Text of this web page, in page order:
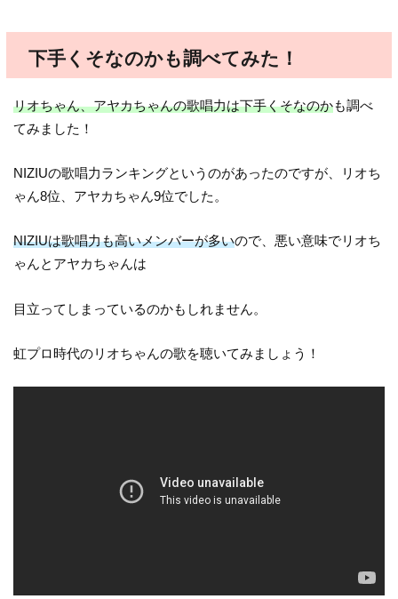
下手くそなのかも調べてみた！
リオちゃん、アヤカちゃんの歌唱力は下手くそなのかも調べ
てみました！
NIZIUの歌唱力ランキングというのがあったのですが、リオち
ゃん8位、アヤカちゃん9位でした。
NIZIUは歌唱力も高いメンバーが多いので、悪い意味でリオち
ゃんとアヤカちゃんは
目立ってしまっているのかもしれません。
虹プロ時代のリオちゃんの歌を聴いてみましょう！